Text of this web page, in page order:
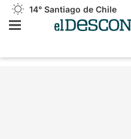
14° Santiago de Chile